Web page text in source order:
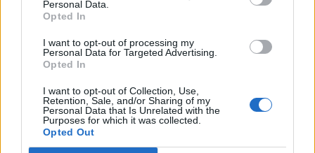
Personal Data.
Opted In
I want to opt-out of processing my
Personal Data for Targeted Advertising.
Opted In
I want to opt-out of Collection, Use,
Retention, Sale, and/or Sharing of my
Personal Data that Is Unrelated with the
Purposes for which it was collected.
Opted Out